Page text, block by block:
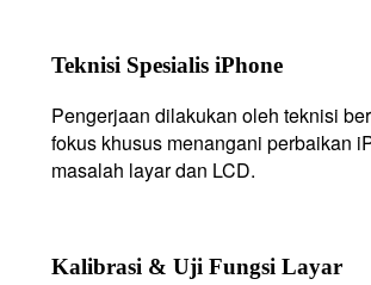
Teknisi Spesialis iPhone
Pengerjaan dilakukan oleh teknisi
fokus khusus menangani perbaikan
masalah layar dan LCD.
Kalibrasi & Uji Fungsi Layar